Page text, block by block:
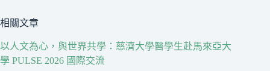
相關文章
以人文為心，與世界共學：慈濟大學醫學生赴馬來亞大
學 PULSE 2026 國際交流